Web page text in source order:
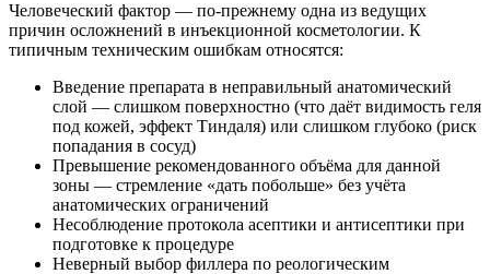
Человеческий фактор — по-прежнему одна из ведущих
причин осложнений в инъекционной косметологии. К
типичным техническим ошибкам относятся:
Введение препарата в неправильный анатомический
слой — слишком поверхностно (что даёт видимость геля
под кожей, эффект Тиндаля) или слишком глубоко (риск
попадания в сосуд)
Превышение рекомендованного объёма для данной
зоны — стремление «дать побольше» без учёта
анатомических ограничений
Несоблюдение протокола асептики и антисептики при
подготовке к процедуре
Неверный выбор филлера по реологическим